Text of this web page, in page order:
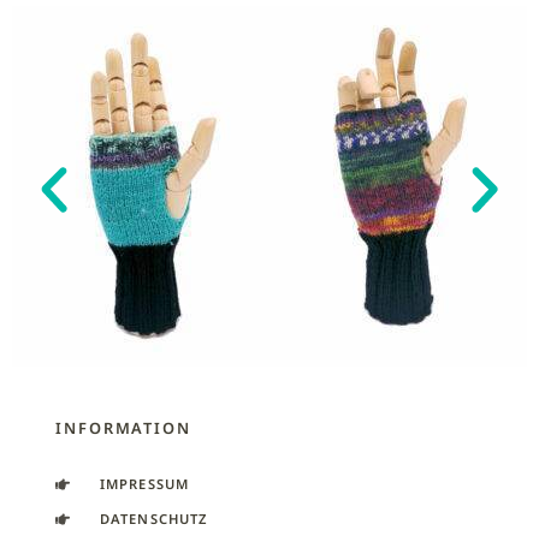
INFORMATION
IMPRESSUM
DATENSCHUTZ